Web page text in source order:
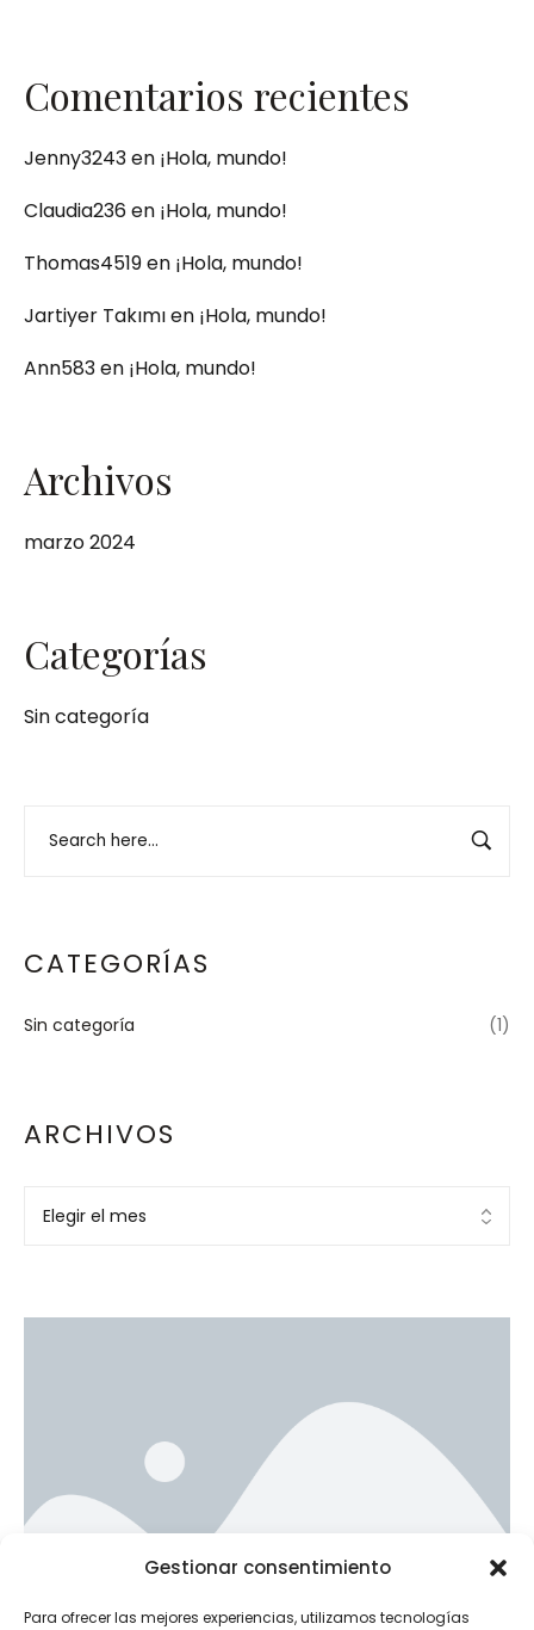
Gestionar consentimiento
Para ofrecer las mejores experiencias, utilizamos tecnologías
Comentarios recientes
Jenny3243en ¡Hola, mundo!
Claudia236en ¡Hola, mundo!
Thomas4519en ¡Hola, mundo!
Jartiyer Takımıen ¡Hola, mundo!
Ann583en ¡Hola, mundo!
Archivos
marzo 2024
Categorías
Sin categoría
CATEGORÍAS
Sin categoría (1)
ARCHIVOS
Ad Banner